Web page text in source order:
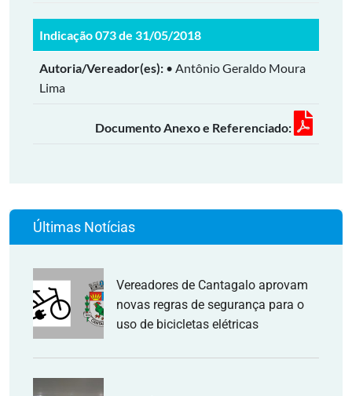
Indicação 073 de 31/05/2018
Autoria/Vereador(es): • Antônio Geraldo Moura
Lima
Documento Anexo e Referenciado:
Últimas Notícias
Vereadores de Cantagalo aprovam
novas regras de segurança para o
uso de bicicletas elétricas